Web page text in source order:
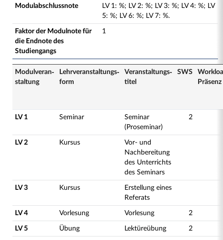
Modulabschlussnote LV 1: %; LV 2: %; LV 3: %; LV 4: %; LV
5: %; LV 6: %; LV 7: %.
Faktor der Modulnote für
die Endnote des
Studiengangs
1
Modulveran­
staltung
Lehrveranstaltungs­
form
Veranstaltungs­
titel
SWS
Präsenz
LV 1 Seminar
Seminar
(Proseminar)
2
LV 2 Kursus
Vor- und
Nachbereitung
des Unterrichts
des Seminars
LV 3 Kursus
Erstellung eines
Referats
LV 4 Vorlesung Vorlesung 2
LV 5 Übung Lektüreübung 2